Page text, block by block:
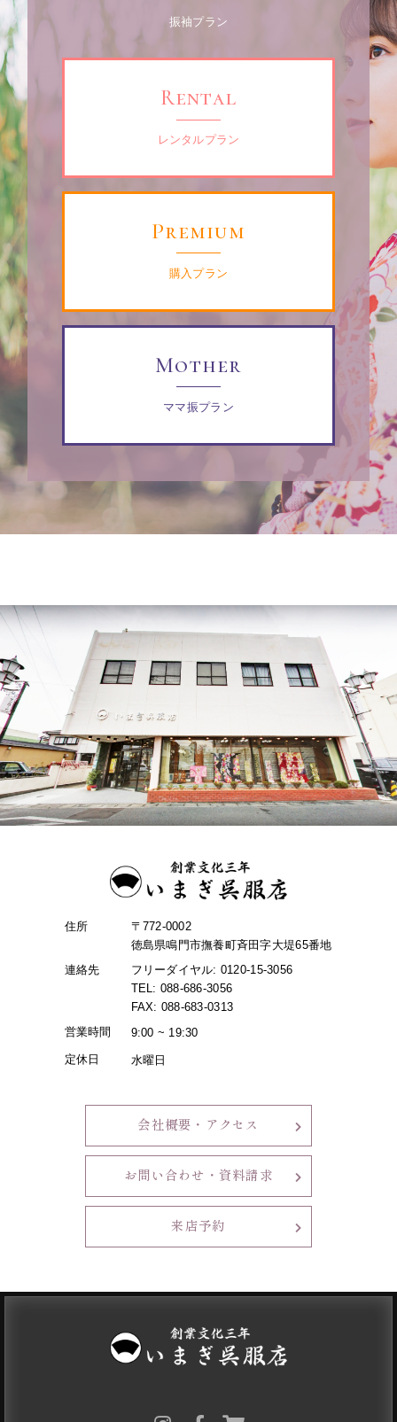
振袖プラン
Rental
レンタルプラン
Premium
購入プラン
Mother
ママ振プラン
住所
〒772-0002
徳島県鳴門市撫養町斉田字大堤65番地
連絡先
フリーダイヤル: 0120-15-3056
TEL: 088-686-3056
FAX: 088-683-0313
営業時間
9:00 ~ 19:30
定休日 水曜日
会社概要・アクセス
お問い合わせ・資料請求
来店予約